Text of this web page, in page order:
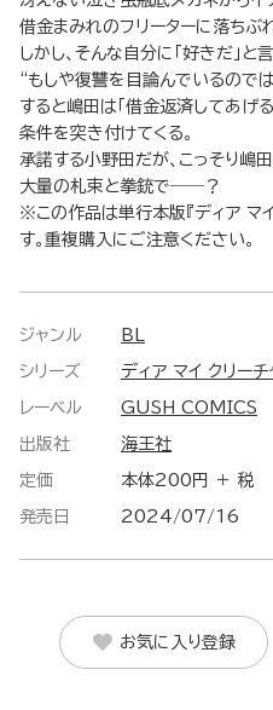
借金まみれのフリーターに落ちぶ
しかし、そんな自分に「好きだ」と
“もしや復讐を目論んでいるので
すると嶋田は「借金返済してあげ
条件を突き付けてくる。
承諾する小野田だが、こっそり嶋
大量の札束と拳銃で――？
※この作品は単行本版『ディア マ
す。重複購入にご注意ください。
ジャンル BL
シリーズ ディア マイ クリーチ
レーベル GUSH COMICS
出版社 海王社
定価 本体200円 ＋ 税
発売日 2024/07/16
お気に入り登録